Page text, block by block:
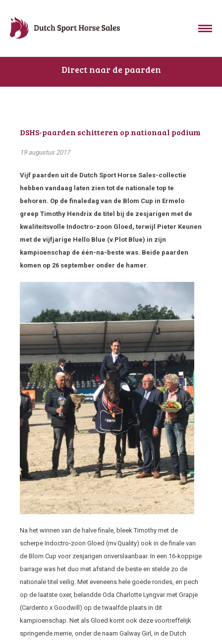
Direct naar de paarden
DSHS-paarden schitteren op nationaal podium
19 augustus 2017
Vijf paarden uit de Dutch Sport Horse Sales-collectie
hebben vandaag laten zien tot de nationale top te
behoren. Op de finaledag van de Blom Cup in Ermelo
greep Timothy Hendrix de titel bij de zesjarigen met de
kwaliteitsvolle Indoctro-zoon Gloed, terwijl Pieter Keunen
met de vijfjarige Hello Blue (v.Plot Blue) in zijn
kampioenschap de één-na-beste was. Beide paarden
komen op 26 september onder de hamer.
Na het winnen van de halve finale, bleek Timothy met de
scherpe Indoctro-zoon Gloed (mv.Quality) ook in de finale van
de Blom Cup voor zesjarigen onverslaanbaar. In een 16-koppige
barrage was het duo met afstand de beste en stelde zo de
nationale titel veilig. Met eveneens hele goede rondes, en pech
op de laatste oxer, belandde Oda Charlotte Lyngvar met Grapje
(Cardento x Goodwill) op de twaalfde plaats in dit
kampioenschap. Net als Gloed komt ook deze voortreffelijk
springende merrie, onder de naam Galway Girl, in de Dutch